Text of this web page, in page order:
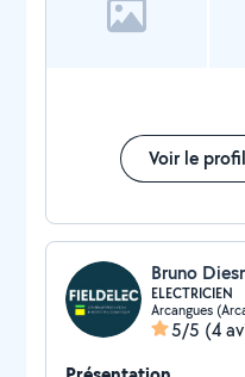
Voir le profil
Bruno
ELECTRICIEN
Arcangues
5/5 (4